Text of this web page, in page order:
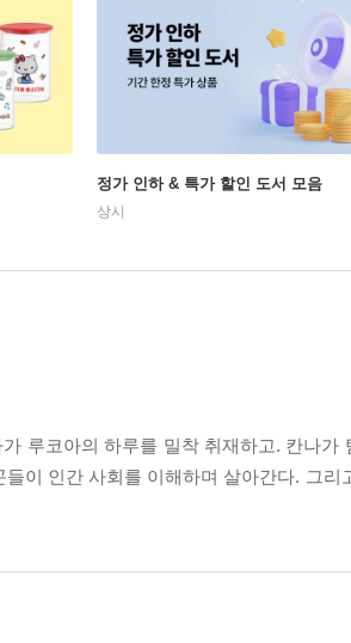
정가 인하 & 특가 할인 도서 모음
상시
루코아의 하루를 밀착 취재하고. 칸나
이 인간 사회를 이해하며 살아간다. 그